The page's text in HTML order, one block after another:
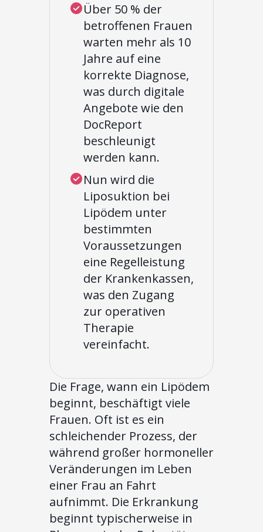
Über 50 % der
betroffenen Frauen
warten mehr als 10
Jahre auf eine
korrekte Diagnose,
was durch digitale
Angebote wie den
DocReport
beschleunigt
werden kann.
Nun wird die
Liposuktion bei
Lipödem unter
bestimmten
Voraussetzungen
eine Regelleistung
der Krankenkassen,
was den Zugang
zur operativen
Therapie
vereinfacht.
Die Frage, wann ein Lipödem
beginnt, beschäftigt viele
Frauen. Oft ist es ein
schleichender Prozess, der
während großer hormoneller
Veränderungen im Leben
einer Frau an Fahrt
aufnimmt. Die Erkrankung
beginnt typischerweise in